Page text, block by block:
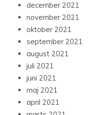
december 2021
november 2021
oktober 2021
september 2021
august 2021
juli 2021
juni 2021
maj 2021
april 2021